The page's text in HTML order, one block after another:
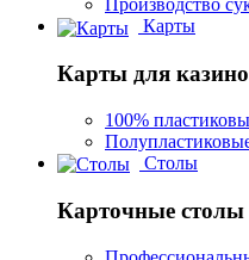
Производство
Карты
Карты для казино
100%
Столы
Карточные столы